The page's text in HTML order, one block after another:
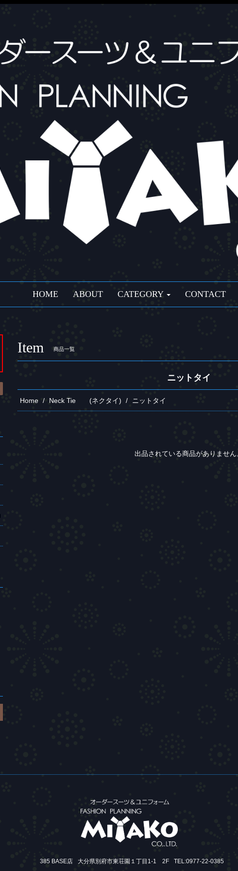
HOME ABOUT CATEGORY CONTACT
Item 商品一覧
ニットタイ
Home Neck Tie (ネクタイ) ニットタイ
出品されている商品がありません
385 BASE店 大分県別府市東荘園１丁目1-1 2F TEL:0977-22-0385